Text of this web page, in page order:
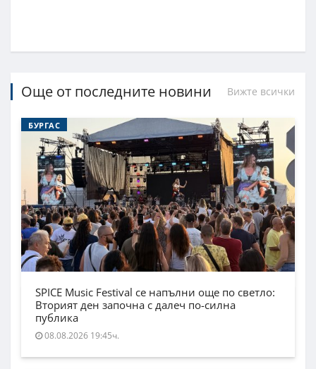
Още от последните новини Вижте всички
БУРГАС
SPICE Music Festival се напълни още по светло:
Вторият ден започна с далеч по-силна
публика
08.08.2026 19:45ч.